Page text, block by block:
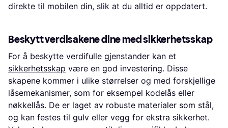
direkte til mobilen din, slik at du alltid er oppdatert.
Beskytt verdisakene dine med sikkerhetsskap
For å beskytte verdifulle gjenstander kan et
sikkerhetsskap være en god investering. Disse
skapene kommer i ulike størrelser og med forskjellige
låsemekanismer, som for eksempel kodelås eller
nøkkellås. De er laget av robuste materialer som stål,
og kan festes til gulv eller vegg for ekstra sikkerhet.